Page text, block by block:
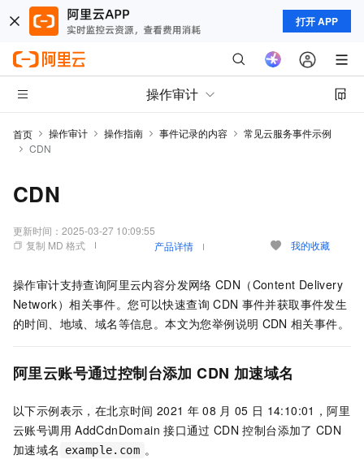
打开 APP
操作审计
首页 操作审计 操作指南 事件记录的内容
常见云服务事件示例
CDN
CDN
更新时间： 2025-03-27 10:09:55
复制 MD 格式
产品详情 我的收藏
操作审计支持查询阿里云内容分发网络 CDN（Content Delivery
Network）相关事件。您可以快速查询 CDN 事件并获取事件发生
的时间、地域、域名等信息。本文为您举例说明 CDN 相关事件。
阿里云账号通过控制台添加 CDN 加速域名
以下示例表示，在北京时间 2021 年 08 月 05 日 14:10:01，阿里
云账号调用 AddCdnDomain 接口通过 CDN 控制台添加了 CDN
加速域名
example.com 。